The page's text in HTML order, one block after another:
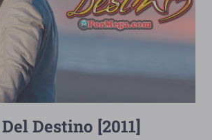
Destino [2011]